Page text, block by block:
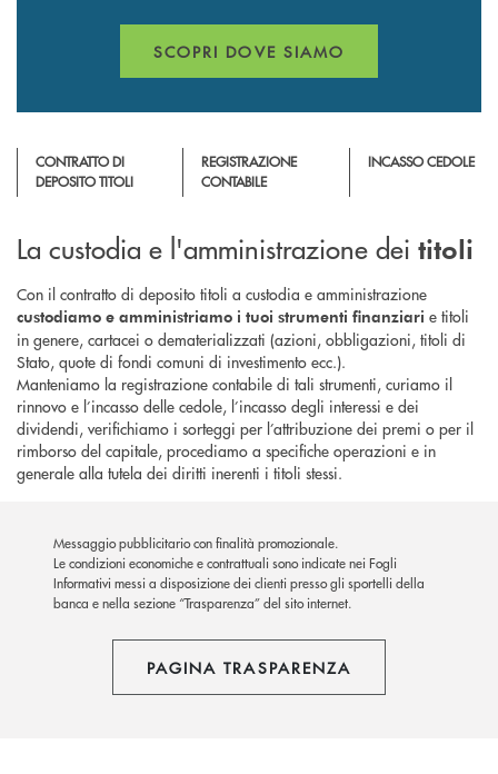
SCOPRI DOVE SIAMO
CONTRATTO DI
DEPOSITO TITOLI
REGISTRAZIONE
CONTABILE
INCASSO CEDOLE
La custodia e l'amministrazione dei titoli
Con il contratto di deposito titoli a custodia e amministrazione
custodiamo e amministriamo i tuoi strumenti finanziari e titoli
in genere, cartacei o dematerializzati (azioni, obbligazioni, titoli di
Stato, quote di fondi comuni di investimento ecc.).
Manteniamo la registrazione contabile di tali strumenti, curiamo il
rinnovo e l’incasso delle cedole, l’incasso degli interessi e dei
dividendi, verifichiamo i sorteggi per l’attribuzione dei premi o per il
rimborso del capitale, procediamo a specifiche operazioni e in
generale alla tutela dei diritti inerenti i titoli stessi.
Messaggio pubblicitario con finalità promozionale.
Le condizioni economiche e contrattuali sono indicate nei Fogli
Informativi messi a disposizione dei clienti presso gli sportelli della
banca e nella sezione “Trasparenza” del sito internet.
PAGINA TRASPARENZA